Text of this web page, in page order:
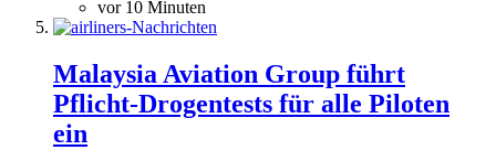
vor 10 Minuten
Malaysia Aviation Group führt
Pflicht-Drogentests für alle Piloten
ein